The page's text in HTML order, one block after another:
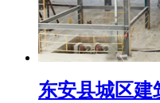
东安县城区建